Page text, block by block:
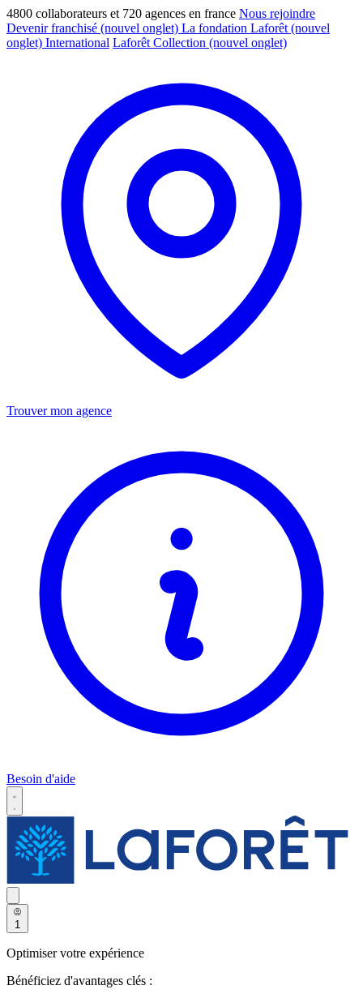
4800 collaborateurs et 720 agences en france Nous rejoindre
Devenir franchisé (nouvel onglet) La fondation Laforêt (nouvel
onglet) International Laforêt Collection (nouvel onglet)
Trouver mon agence
Besoin d'aide
1
Optimiser votre expérience
Bénéficiez d'avantages clés :